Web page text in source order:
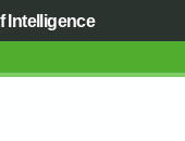
Intelligence